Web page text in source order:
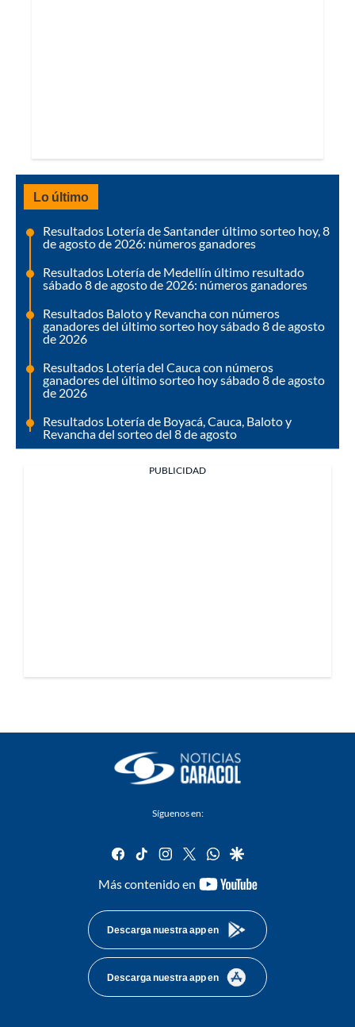
Lo último
Resultados Lotería de Santander último sorteo hoy, 8
de agosto de 2026: números ganadores
Resultados Lotería de Medellín último resultado
sábado 8 de agosto de 2026: números ganadores
Resultados Baloto y Revancha con números
ganadores del último sorteo hoy sábado 8 de agosto
de 2026
Resultados Lotería del Cauca con números
ganadores del último sorteo hoy sábado 8 de agosto
de 2026
Resultados Lotería de Boyacá, Cauca, Baloto y
Revancha del sorteo del 8 de agosto
PUBLICIDAD
Síguenos en:
facebook
tiktok instagram
twitterwhatsapp
google
Más contenido en
youtube-
Descarga nuestra app en
Descarga nuestra app en